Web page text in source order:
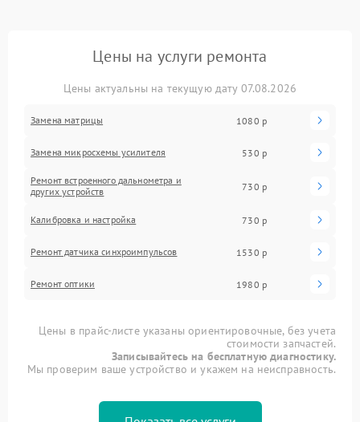
Цены на услуги ремонта
Цены актуальны на текущую дату 07.08.2026
Замена матрицы 1080 р
Замена микросхемы усилителя 530 р
Ремонт встроенного дальнометра и
других устройств
730 р
Калибровка и настройка 730 р
Ремонт датчика синхроимпульсов 1530 р
Ремонт оптики 1980 р
Цены в прайс-листе указаны ориентировочные, без учета
стоимости запчастей.
Записывайтесь на бесплатную диагностику.
Мы проверим ваше устройство и укажем на неисправность.